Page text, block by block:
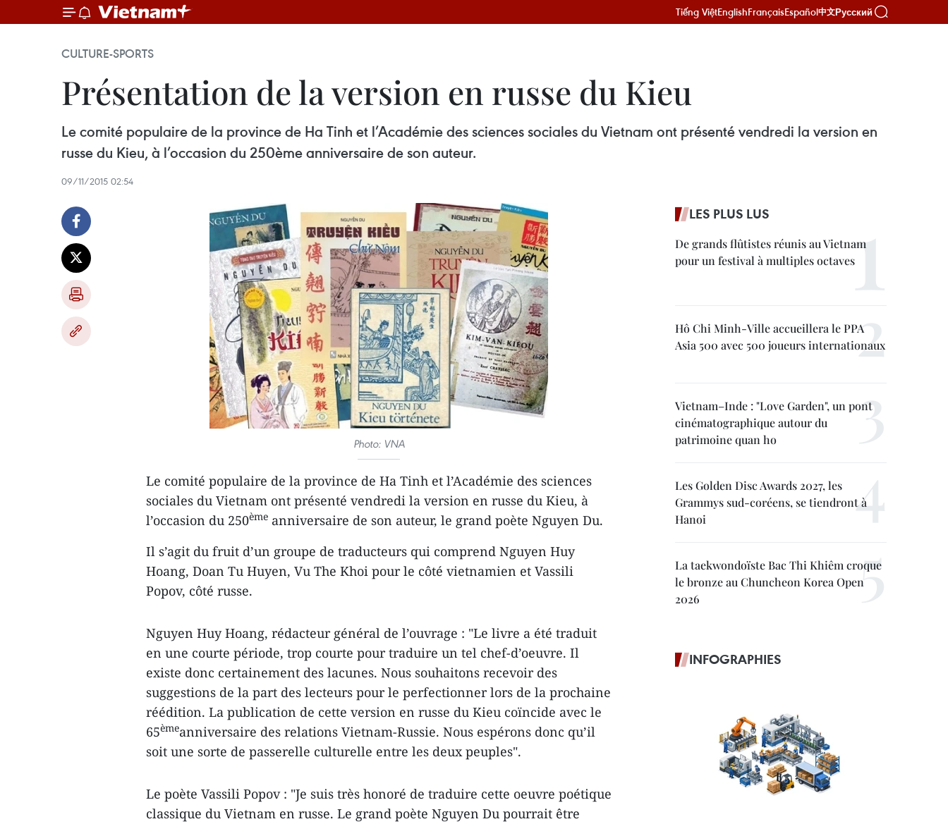
Tiếng ViệtEnglishFrançaisEspañol中文Русский
CULTURE-SPORTS
Présentation de la version en russe du Kieu
Le comité populaire de la province de Ha Tinh et l’Académie des sciences sociales du Vietnam ont présenté vendredi la version en
russe du Kieu, à l’occasion du 250ème anniversaire de son auteur.
09/11/2015 02:54
Photo: VNA
Le comité populaire de la province de Ha Tinh et l’Académie des sciences
sociales du Vietnam ont présenté vendredi la version en russe du Kieu, à
l’occasion du 250ème anniversaire de son auteur, le grand poète Nguyen Du.
Il s’agit du fruit d’un groupe de traducteurs qui comprend Nguyen Huy
Hoang, Doan Tu Huyen, Vu The Khoi pour le côté vietnamien et Vassili
Popov, côté russe.
Nguyen Huy Hoang, rédacteur général de l’ouvrage : "Le livre a été traduit
en une courte période, trop courte pour traduire un tel chef-d’oeuvre. Il
existe donc certainement des lacunes. Nous souhaitons recevoir des
suggestions de la part des lecteurs pour le perfectionner lors de la prochaine
réédition. La publication de cette version en russe du Kieu coïncide avec le
65èmeanniversaire des relations Vietnam-Russie. Nous espérons donc qu’il
soit une sorte de passerelle culturelle entre les deux peuples".
Le poète Vassili Popov : "Je suis très honoré de traduire cette oeuvre poétique
classique du Vietnam en russe. Le grand poète Nguyen Du pourrait être
LES PLUS LUS
De grands flûtistes réunis au Vietnam
pour un festival à multiples octaves
Hô Chi Minh-Ville accueillera le PPA
Asia 500 avec 500 joueurs internationaux
Vietnam–Inde : "Love Garden", un pont
cinématographique autour du
patrimoine quan ho
Les Golden Disc Awards 2027, les
Grammys sud-coréens, se tiendront à
Hanoi
La taekwondoïste Bac Thi Khiêm croque
le bronze au Chuncheon Korea Open
2026
INFOGRAPHIES